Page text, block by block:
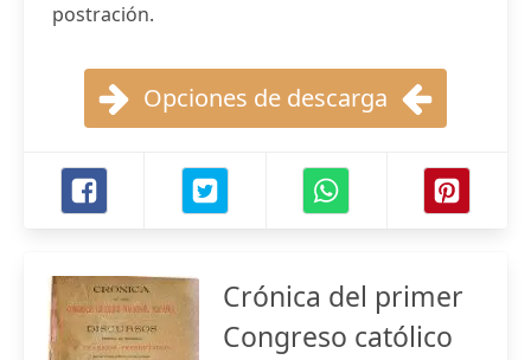
postración.
Opciones de descarga
Crónica del primer
Congreso católico